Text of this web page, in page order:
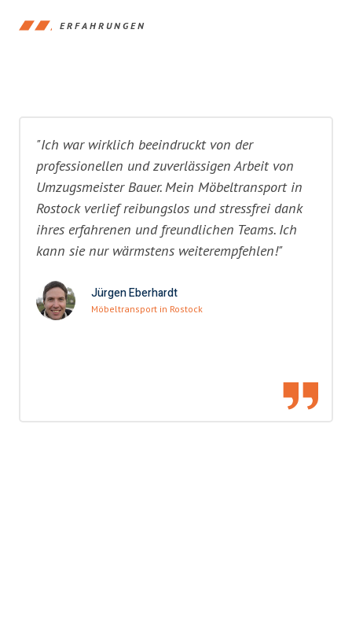
ERFAHRUNGEN
"Ich war wirklich beeindruckt von der
professionellen und zuverlässigen Arbeit von
Umzugsmeister Bauer. Mein Möbeltransport in
Rostock verlief reibungslos und stressfrei dank
ihres erfahrenen und freundlichen Teams. Ich
kann sie nur wärmstens weiterempfehlen!"
Jürgen Eberhardt
Möbeltransport in Rostock